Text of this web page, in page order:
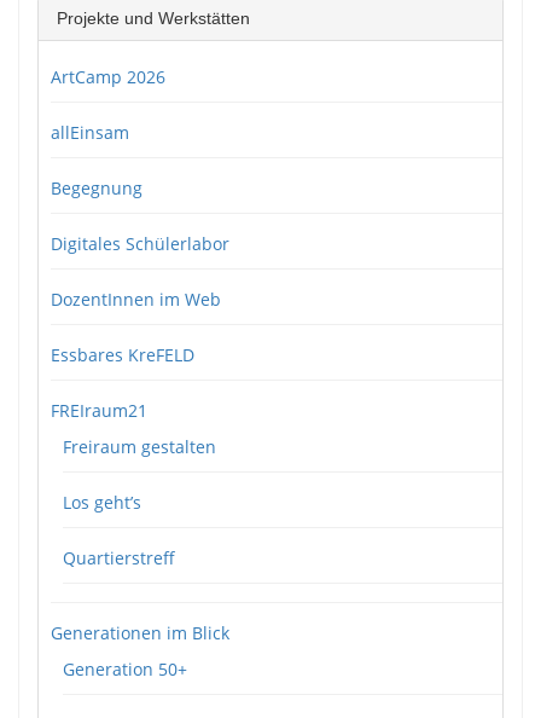
Projekte und Werkstätten
ArtCamp 2026
allEinsam
Begegnung
Digitales Schülerlabor
DozentInnen im Web
Essbares KreFELD
FREIraum21
Freiraum gestalten
Los geht’s
Quartierstreff
Generationen im Blick
Generation 50+